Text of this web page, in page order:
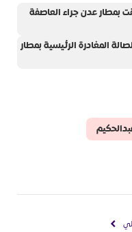
بمطار عدن جراء العاصفة
المغادرة الرئيسية بمطار